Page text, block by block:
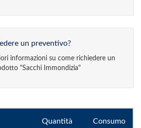
un preventivo?
informazioni su come richiedere un
"Sacchi Immondizia"
Quantità Consumo